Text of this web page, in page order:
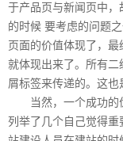
于产品页与新闻页中
的时候 要考虑的问题
页面的价值体现了，
就体现出来了。所有
屑标签来传递的。这也
当然，一个成功的
列举了几个自己觉得